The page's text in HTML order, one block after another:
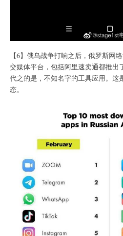
【6】俄乌战争打响之后，俄罗斯网
交媒体平台，包括阿里速卖通都推出
代之的是，不知名字的工具应用。这
态。